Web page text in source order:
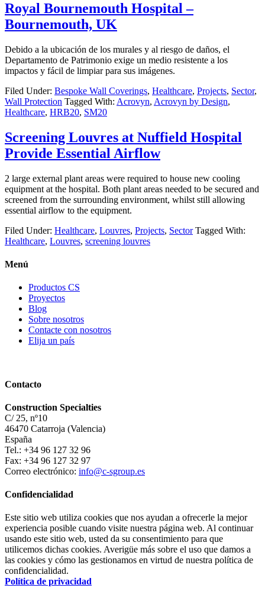
Royal Bournemouth Hospital –
Bournemouth, UK
Debido a la ubicación de los murales y al riesgo de daños, el
Departamento de Patrimonio exige un medio resistente a los
impactos y fácil de limpiar para sus imágenes.
Filed Under: Bespoke Wall Coverings, Healthcare, Projects, Sector,
Wall Protection Tagged With: Acrovyn, Acrovyn by Design,
Healthcare, HRB20, SM20
Screening Louvres at Nuffield Hospital
Provide Essential Airflow
2 large external plant areas were required to house new cooling
equipment at the hospital. Both plant areas needed to be secured and
screened from the surrounding environment, whilst still allowing
essential airflow to the equipment.
Filed Under: Healthcare, Louvres, Projects, Sector Tagged With:
Healthcare, Louvres, screening louvres
Menú
Productos CS
Proyectos
Blog
Sobre nosotros
Contacte con nosotros
Elija un país
Contacto
Construction Specialties
C/ 25, nº10
46470 Catarroja (Valencia)
España
Tel.: +34 96 127 32 96
Fax: +34 96 127 32 97
Correo electrónico: info@c-sgroup.es
Confidencialidad
Este sitio web utiliza cookies que nos ayudan a ofrecerle la mejor
experiencia posible cuando visite nuestra página web. Al continuar
usando este sitio web, usted da su consentimiento para que
utilicemos dichas cookies. Averigüe más sobre el uso que damos a
las cookies y cómo las gestionamos en virtud de nuestra política de
confidencialidad.
Política de privacidad